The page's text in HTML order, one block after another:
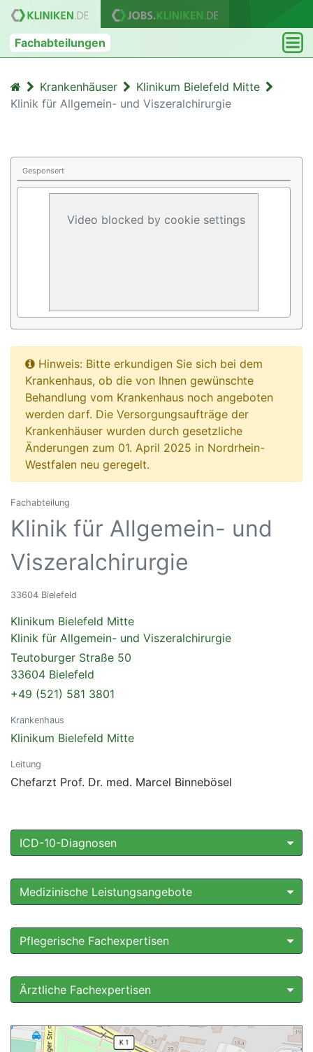
Fachabteilungen
Krankenhäuser
Klinikum Bielefeld Mitte
Klinik für Allgemein- und Viszeralchirurgie
Gesponsert
Video blocked by cookie settings
Hinweis: Bitte erkundigen Sie sich bei dem
Krankenhaus, ob die von Ihnen gewünschte
Behandlung vom Krankenhaus noch angeboten
werden darf. Die Versorgungsaufträge der
Krankenhäuser wurden durch gesetzliche
Änderungen zum 01. April 2025 in Nordrhein-
Westfalen neu geregelt.
Fachabteilung
Klinik für Allgemein- und
Viszeralchirurgie
33604 Bielefeld
Klinikum Bielefeld Mitte
Klinik für Allgemein- und Viszeralchirurgie
Teutoburger Straße 50
33604 Bielefeld
+49 (521) 581 3801
Krankenhaus
Klinikum Bielefeld Mitte
Leitung
Chefarzt Prof. Dr. med. Marcel Binnebösel
ICD-10-Diagnosen
Medizinische Leistungsangebote
Pflegerische Fachexpertisen
Ärztliche Fachexpertisen